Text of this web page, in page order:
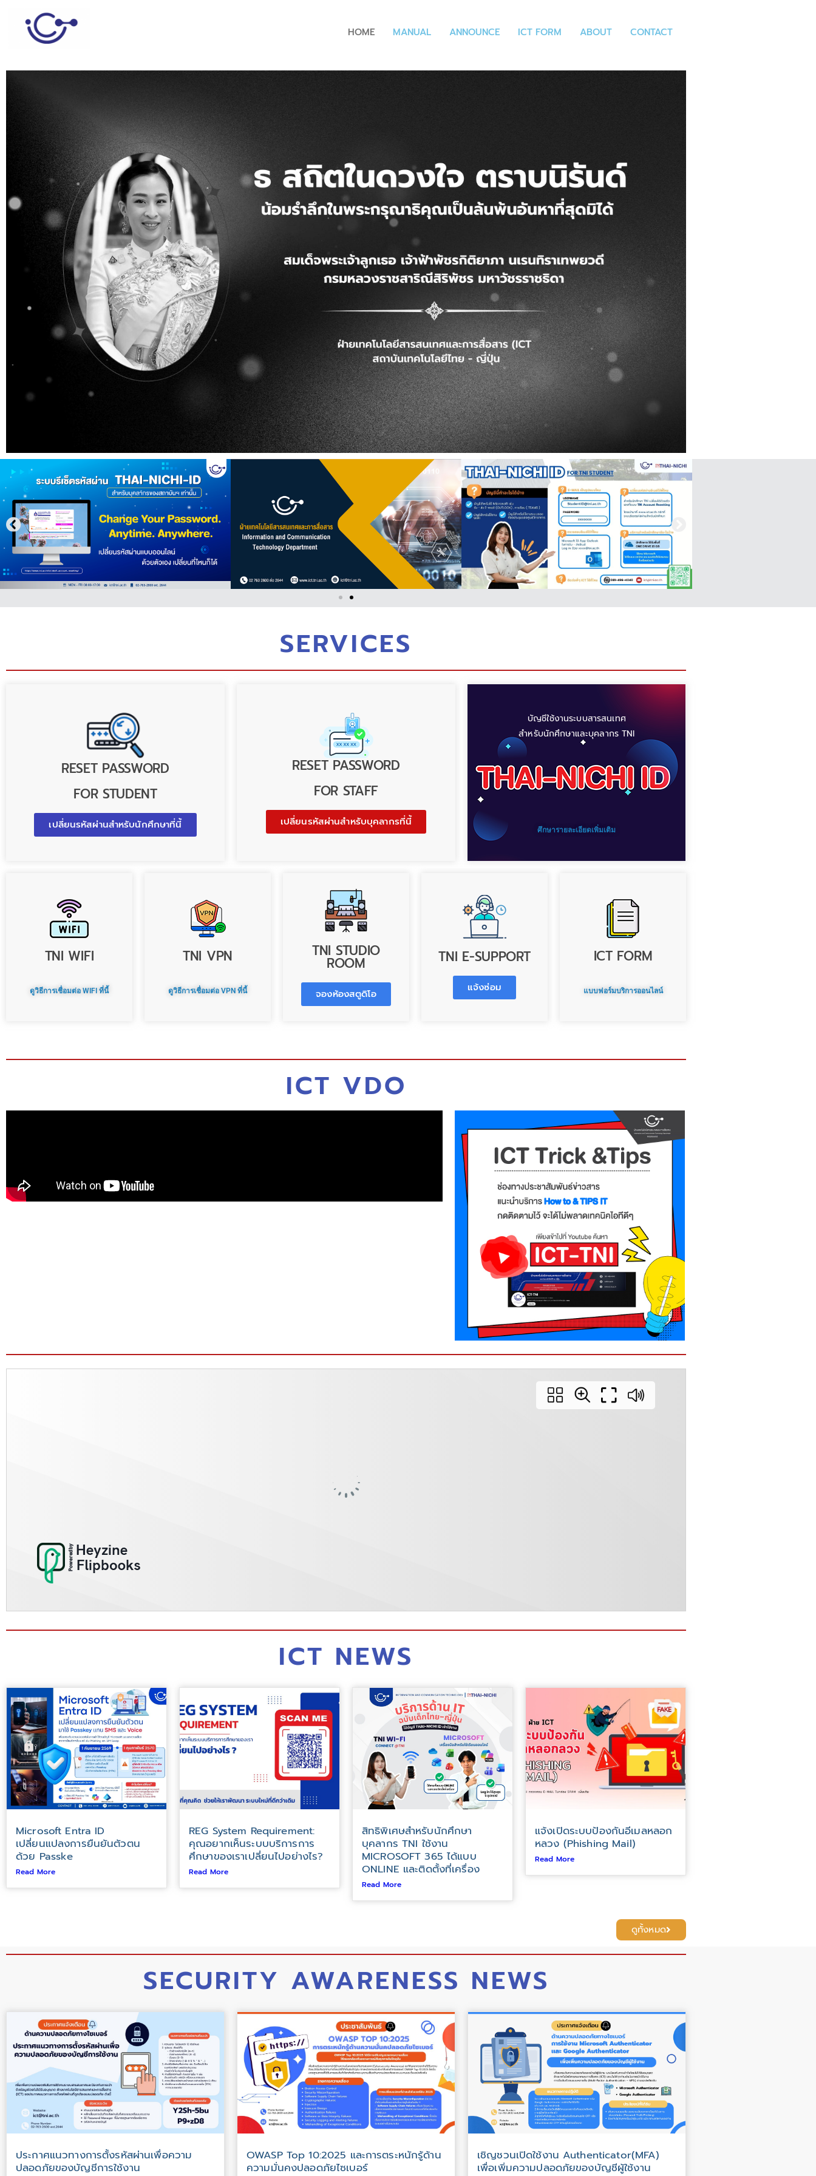
HOME MANUAL ANNOUNCE ICT FORM ABOUT CONTACT
SERVICES
RESET PASSWORD
FOR STUDENT
เปลี่ยนรหัสผ่านสำหรับนักศึกษาที่นี้
RESET PASSWORD
FOR STAFF
เปลี่ยนรหัสผ่านสำหรับบุคลากรที่นี้
บัญชีใช้งานระบบสารสนเทศ
สำหรับนักศึกษาและบุคลากร TNI​
ศึกษารายละเอียดเพิ่มเติม
TNI WIFI
ดูวิธีการเชื่อมต่อ WIFI ที่นี้
TNI VPN
ดูวิธีการเชื่อมต่อ VPN ที่นี้
TNI STUDIO
ROOM
จองห้องสตูดิโอ
TNI E-SUPPORT
แจ้งซ่อม
ICT FORM
แบบฟอร์มบริการออนไลน์
ICT VDO
ICT NEWS
Microsoft Entra ID
เปลี่ยนแปลงการยืนยันตัวตน
ด้วย Passke
Read More
REG System Requirement:
คุณอยากเห็นระบบบริการการ
ศึกษาของเราเปลี่ยนไปอย่างไร?
Read More
สิทธิพิเศษสำหรับนักศึกษา
บุคลากร TNI ใช้งาน
MICROSOFT 365 ได้แบบ
ONLINE และติดตั้งที่เครื่อง
Read More
แจ้งเปิดระบบป้องกันอีเมลหลอก
หลวง (Phishing Mail)
Read More
ดูทั้งหมด
SECURITY AWARENESS NEWS
ประกาศแนวทางการตั้งรหัสผ่านเพื่อความ
ปลอดภัยของบัญชีการใช้งาน
OWASP Top 10:2025 และการตระหนักรู้ด้าน
ความมั่นคงปลอดภัยไซเบอร์​
เชิญชวนเปิดใช้งาน Authenticator(MFA)
เพื่อเพิ่มความปลอดภัยของบัญชีผู้ใช้งาน